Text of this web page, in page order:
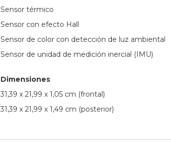
Sensor térmico
Sensor con efecto Hall
Sensor de color con detección de luz ambiental
Sensor de unidad de medición inercial (IMU)
Dimensiones
31,39 x 21,99 x 1,05 cm (frontal)
31,39 x 21,99 x 1,49 cm (posterior)